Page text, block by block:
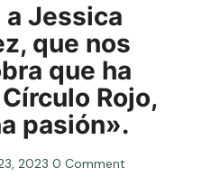
Jessica
que nos
que ha
Rojo,
pasión».
2023 0 Comment